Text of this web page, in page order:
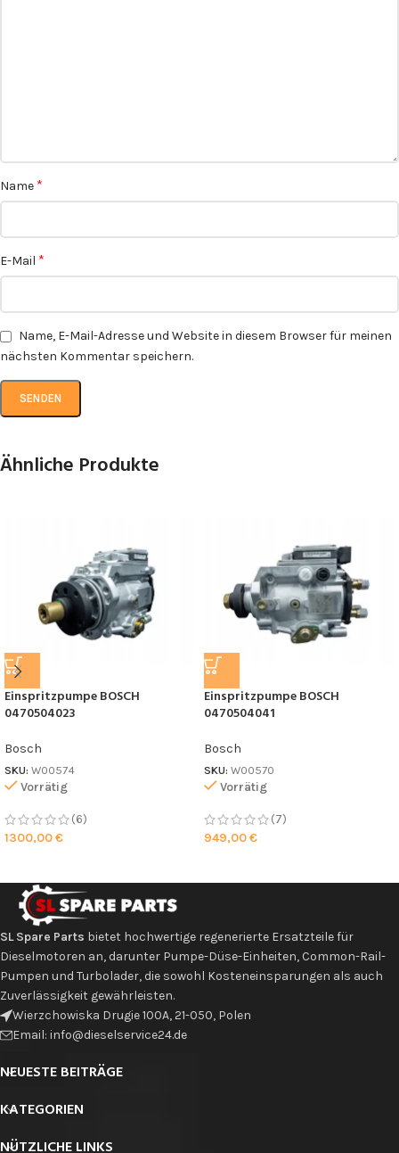
Name *
E-Mail *
Name, E-Mail-Adresse und Website in diesem Browser für meinen
nächsten Kommentar speichern.
Ähnliche Produkte
Einspritzpumpe BOSCH
0470504023
Bosch
SKU: W00574
Vorrätig
(6)
1300,00€
Einspritzpumpe BOSCH
0470504041
Bosch
SKU: W00570
Vorrätig
(7)
949,00€
SL Spare Parts bietet hochwertige regenerierte Ersatzteile für
Dieselmotoren an, darunter Pumpe-Düse-Einheiten, Common-Rail-
Pumpen und Turbolader, die sowohl Kosteneinsparungen als auch
Zuverlässigkeit gewährleisten.
Wierzchowiska Drugie 100A, 21-050, Polen
Email: info@dieselservice24.de
NEUESTE BEITRÄGE
KATEGORIEN
NÜTZLICHE LINKS